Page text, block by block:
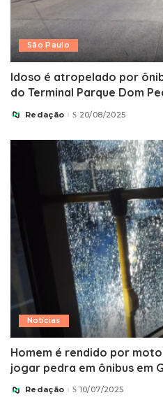
São Paulo
Idoso é atropelado por
do Terminal Parque Dom
Posted
Redação 20/08/2025
Notícias
Homem é rendido por
jogar pedra em ônibus em
Posted
Redação 10/07/2025